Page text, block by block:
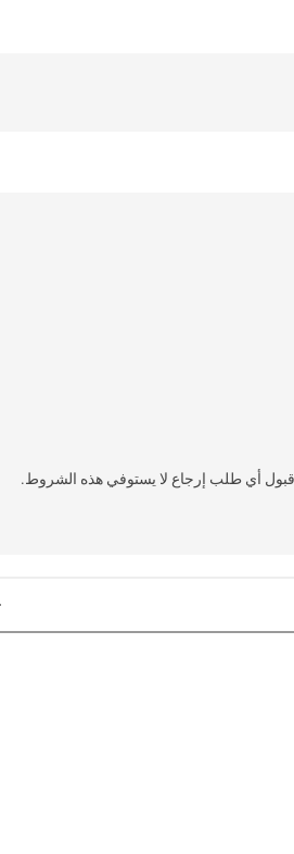
يمكننا قبول أي طلب إرجاع لا يستوفي هذه الشروط.